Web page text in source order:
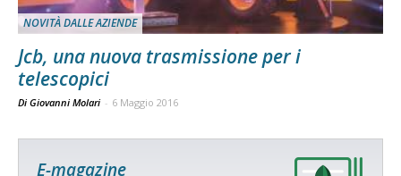
NOVITÀ DALLE AZIENDE
Jcb, una nuova trasmissione per i
telescopici
Di Giovanni Molari - 6 Maggio 2016
E-magazine